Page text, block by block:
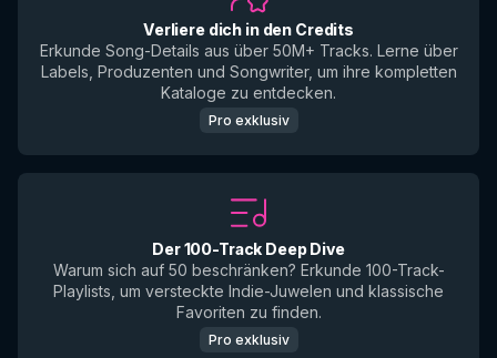
Verliere dich in den Credits
Erkunde Song-Details aus über 50M+ Tracks. Lerne über
Labels, Produzenten und Songwriter, um ihre kompletten
Kataloge zu entdecken.
Pro exklusiv
Der 100-Track Deep Dive
Warum sich auf 50 beschränken? Erkunde 100-Track-
Playlists, um versteckte Indie-Juwelen und klassische
Favoriten zu finden.
Pro exklusiv